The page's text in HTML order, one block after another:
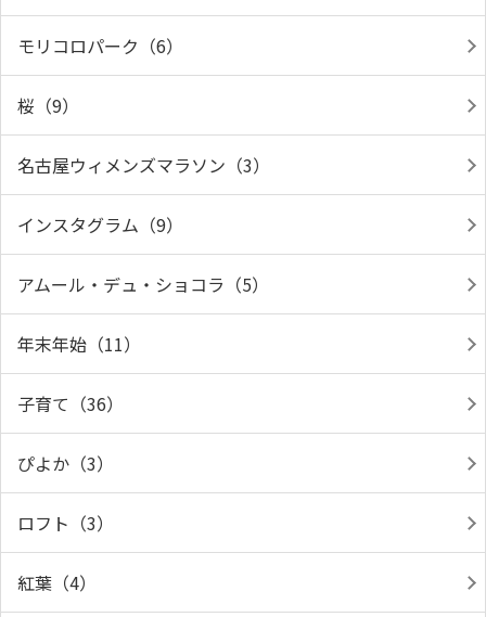
モリコロパーク（6）
桜（9）
名古屋ウィメンズマラソン（3）
インスタグラム（9）
アムール・デュ・ショコラ（5）
年末年始（11）
子育て（36）
ぴよか（3）
ロフト（3）
紅葉（4）